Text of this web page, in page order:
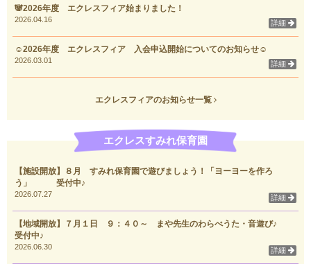
🐼2026年度 エクレスフィア始まりました！
2026.04.16 詳細
☺2026年度 エクレスフィア 入会申込開始についてのお知らせ☺
2026.03.01 詳細
エクレスフィアのお知らせ一覧
エクレスすみれ保育園
【施設開放】８月 すみれ保育園で遊びましょう！「ヨーヨーを作ろ
う」 受付中♪
2026.07.27 詳細
【地域開放】７月１日 ９：４０～ まや先生のわらべうた・音遊び♪
受付中♪
2026.06.30 詳細